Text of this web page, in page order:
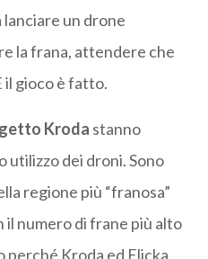
lanciare un drone
la frana, attendere che
il gioco è fatto.
Kroda stanno
utilizzo dei droni. Sono
regione più “franosa”
il numero di frane più alto
perché Kroda ed Elicka